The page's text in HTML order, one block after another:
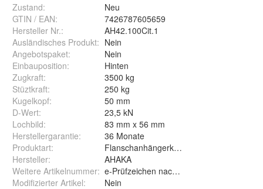
Zustand:
Neu
GTIN / EAN:
7426787605659
Hersteller Nr.:
AH42.100Cit.1
Ausländisches Produkt: Nein
Angebotspaket:
Nein
Einbauposition:
Hinten
Zugkraft:
3500 kg
Stüztkraft:
250 kg
Kugelkopf:
50 mm
D-Wert:
23,5 kN
Lochbild:
83 mm x 56 mm
Herstellergarantie:
36 Monate
Produktart:
Flanschanhängerkupplung
Hersteller:
AHAKA
Weitere Artikelnummer: e-Prüfzeichen nach STVO
Modifizierter Artikel: Nein